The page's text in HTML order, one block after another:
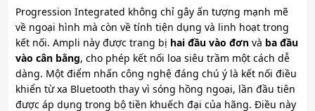
Progression Integrated không chỉ gây ấn tượng mạnh mẽ
về ngoại hình mà còn về tính tiện dụng và linh hoạt trong
kết nối. Ampli này được trang bị hai đầu vào đơn và ba đầu
vào cân bằng, cho phép kết nối loa siêu trầm một cách dễ
dàng. Một điểm nhấn công nghệ đáng chú ý là kết nối điều
khiển từ xa Bluetooth thay vì sóng hồng ngoại, lần đầu tiên
được áp dụng trong bộ tiền khuếch đại của hãng. Điều này